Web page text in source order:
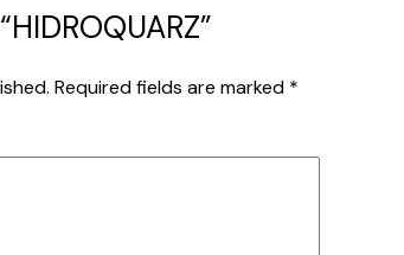
Required fields are marked *